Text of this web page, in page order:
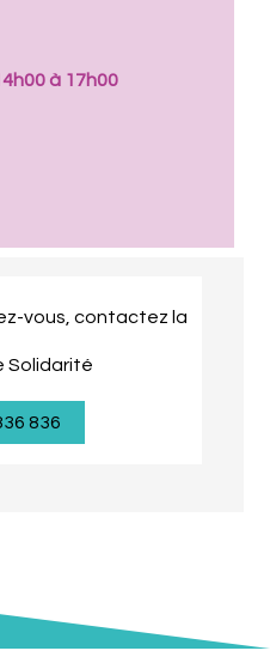
à 17h00
vous, contactez la
Solidarité
836